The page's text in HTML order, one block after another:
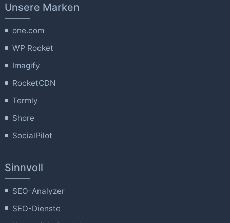
Unsere Marken
one.com
WP Rocket
Imagify
RocketCDN
Termly
Shore
SocialPilot
Sinnvoll
SEO-Analyzer
SEO-Dienste